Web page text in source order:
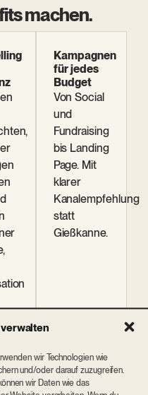
wir Technologien wie
und/oder darauf zuzugreifen.
wir Daten wie das
machen.
Kampagnen
für jedes
Budget
Von Social
und
Fundraising
bis Landing
Page. Mit
klarer
Kanalempfehlung
statt
Gießkanne.
Jahr ohnehin brauchen:
und Corporate